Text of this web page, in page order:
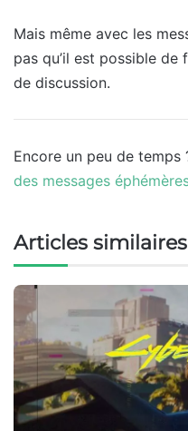
Mais même avec les
pas qu’il est possible de
de discussion.
Encore un peu de
des messages
Articles similaires